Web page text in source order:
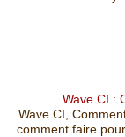
Wave CI :
Wave CI,
comment faire